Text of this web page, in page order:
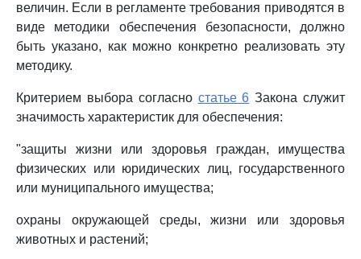
величин. Если в регламенте требования приводятся в
виде методики обеспечения безопасности, должно
быть указано, как можно конкретно реализовать эту
методику.
Критерием выбора согласно статье 6 Закона служит
значимость характеристик для обеспечения:
"защиты жизни или здоровья граждан, имущества
физических или юридических лиц, государственного
или муниципального имущества;
охраны окружающей среды, жизни или здоровья
животных и растений;